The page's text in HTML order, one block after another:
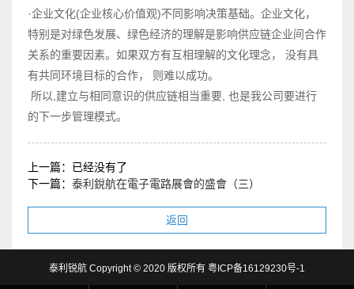
·企业文化(企业核心价值观)不同影响决策基础。企业文化，
特别是对绿色发展、绿色经济的理解是影响供应链企业间合作
关系的重要因素。如果双方有互相理解的文化理念， 没有具
有共同环境目标的合作， 则难以成功。
所以,建立与相同意识的供应链相当重要, 也是我公司要进行
的下一步管理模式。
上一篇：已经没有了
下一篇： 泰利銳航在電子電路展會的盛會（三）
返回
泰利锐航 Copyright © 2020 版权所有 粤ICP备16129230号-1